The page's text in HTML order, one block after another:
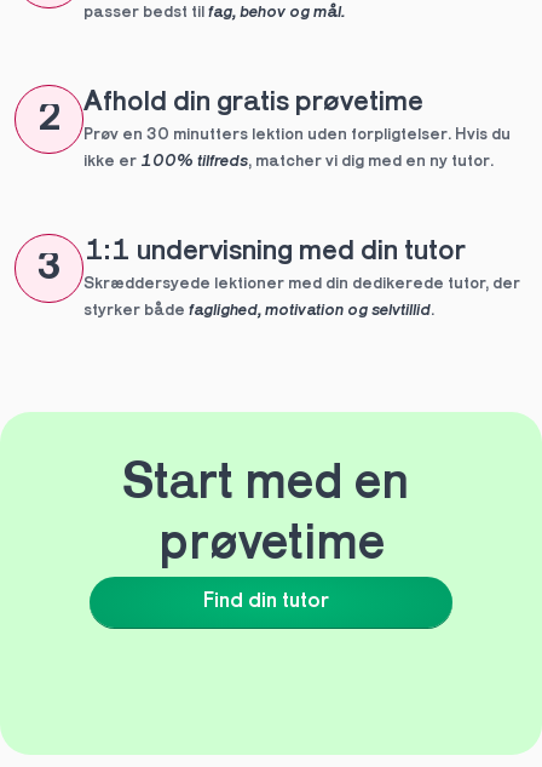
passer bedst til fag, behov og mål.
2 Afhold din gratis prøvetime
Prøv en 30 minutters lektion uden forpligtelser. Hvis du
ikke er 100% tilfreds, matcher vi dig med en ny tutor.
3 1:1 undervisning med din tutor
Skræddersyede lektioner med din dedikerede tutor, der
styrker både faglighed, motivation og selvtillid.
Find din tutor
Start med en
prøvetime